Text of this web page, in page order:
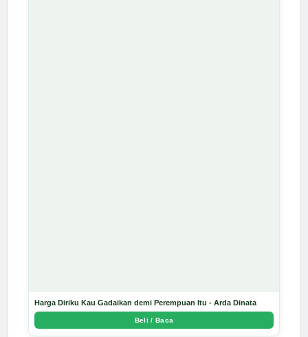
Harga Diriku Kau Gadaikan demi Perempuan Itu - Arda Dinata
Beli / Baca